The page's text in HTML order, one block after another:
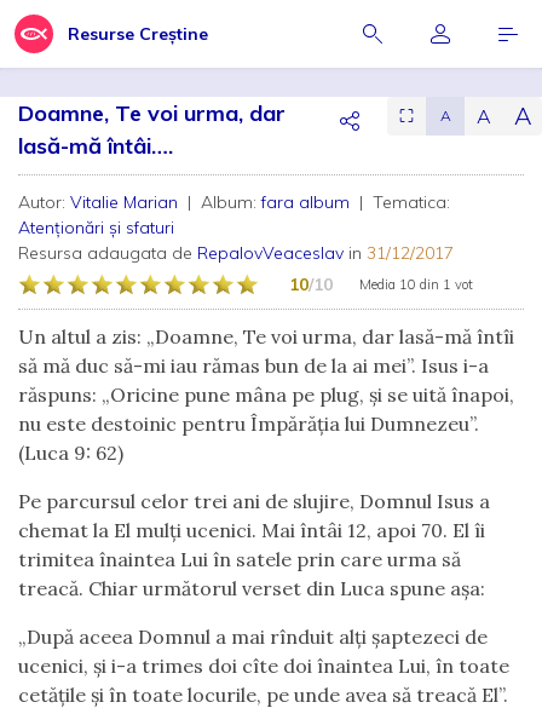
Resurse Creștine
Doamne, Te voi urma, dar
lasă-mă întâi….
⛶ A A A
Autor: Vitalie Marian | Album:fara album | Tematica:
Atenționări și sfaturi
Resursa adaugata de RepalovVeaceslav in 31/12/2017
10/10 Media 10 din 1 vot
Un altul a zis: „Doamne, Te voi urma, dar lasă-mă întîi
să mă duc să-mi iau rămas bun de la ai mei”. Isus i-a
răspuns: „Oricine pune mâna pe plug, și se uită înapoi,
nu este destoinic pentru Împărăția lui Dumnezeu”.
(Luca 9: 62)
Pe parcursul celor trei ani de slujire, Domnul Isus a
chemat la El mulți ucenici. Mai întâi 12, apoi 70. El îi
trimitea înaintea Lui în satele prin care urma să
treacă. Chiar următorul verset din Luca spune așa:
„După aceea Domnul a mai rînduit alți șaptezeci de
ucenici, și i-a trimes doi cîte doi înaintea Lui, în toate
cetățile și în toate locurile, pe unde avea să treacă El”.